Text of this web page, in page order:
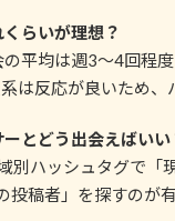
らいが理想？
平均は週3〜4回程
は反応が良いため、
とどう出会えばいい
別ハッシュタグで「
投稿者」を探すのが有